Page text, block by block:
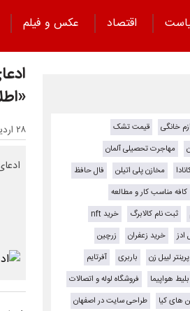
اقتصاد
عکس و فیلم
۲۸ اردیبهشت ۱۴۰۵ - ۲۱:۲۰ خانگی
قیمت تشک
مهاجرت تحصیلی آلمان
مخازن پلی اتیلن
فال حافظ
کافه مناسب کار و مطالعه
ثبت نام کالابرگ
خرید nft
ادز
خرید زعفران
زرچین
لیبل زن باربری
آفرتایم
بلیط هواپیما
فروشگاه لوله و اتصالات
های کیا
طراحی سایت در اصفهان